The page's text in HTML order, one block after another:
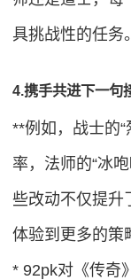
具挑战性的任务。
4.携手共进下一句
**例如，战士的
率，法师的“冰
些改动不仅提升
体验到更多的策
* 92pk对《传奇